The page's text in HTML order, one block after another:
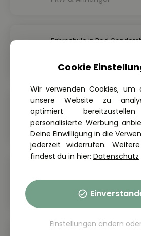
Fahrschule in Bad
PKW, Motorrad &
Fahrschule in Berlin
Fahrschule KAYA
PKW & Führerschein ab 17
AUTOVIO
PKW & Anhänger
Cookie
Wir verwenden Cookies,
unsere Website zu
optimiert
personalisierte Werbung
Deine Einwilligung in die
jederzeit widerrufen.
findest du in hier: Datenschutz
Einstellungen ändern